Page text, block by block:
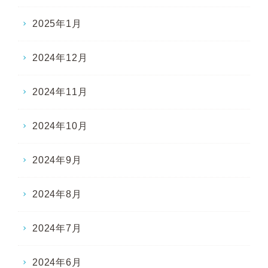
2025年1月
2024年12月
2024年11月
2024年10月
2024年9月
2024年8月
2024年7月
2024年6月